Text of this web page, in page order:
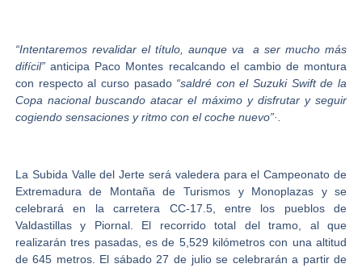
“Intentaremos revalidar el título, aunque va a ser mucho más
difícil”anticipa Paco Montes recalcando el cambio de montura
con respecto al curso pasado “saldré con el Suzuki Swift de la
Copa nacional buscando atacar el máximo y disfrutar y seguir
cogiendo sensaciones y ritmo con el coche nuevo”·.
La Subida Valle del Jerte será valedera para el Campeonato de
Extremadura de Montaña de Turismos y Monoplazas y se
celebrará en la carretera CC-17.5, entre los pueblos de
Valdastillas y Piornal. El recorrido total del tramo, al que
realizarán tres pasadas, es de 5,529 kilómetros con una altitud
de 645 metros. El sábado 27 de julio se celebrarán a partir de